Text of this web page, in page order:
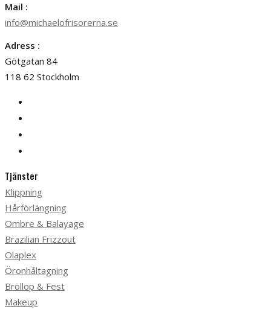
Mail :
info@michaelofrisorerna.se
Adress :
Götgatan 84
118 62 Stockholm
Tjänster
Klippning
Hårförlängning
Ombre & Balayage
Brazilian Frizzout
Olaplex
Öronhåltagning
Bröllop & Fest
Makeup